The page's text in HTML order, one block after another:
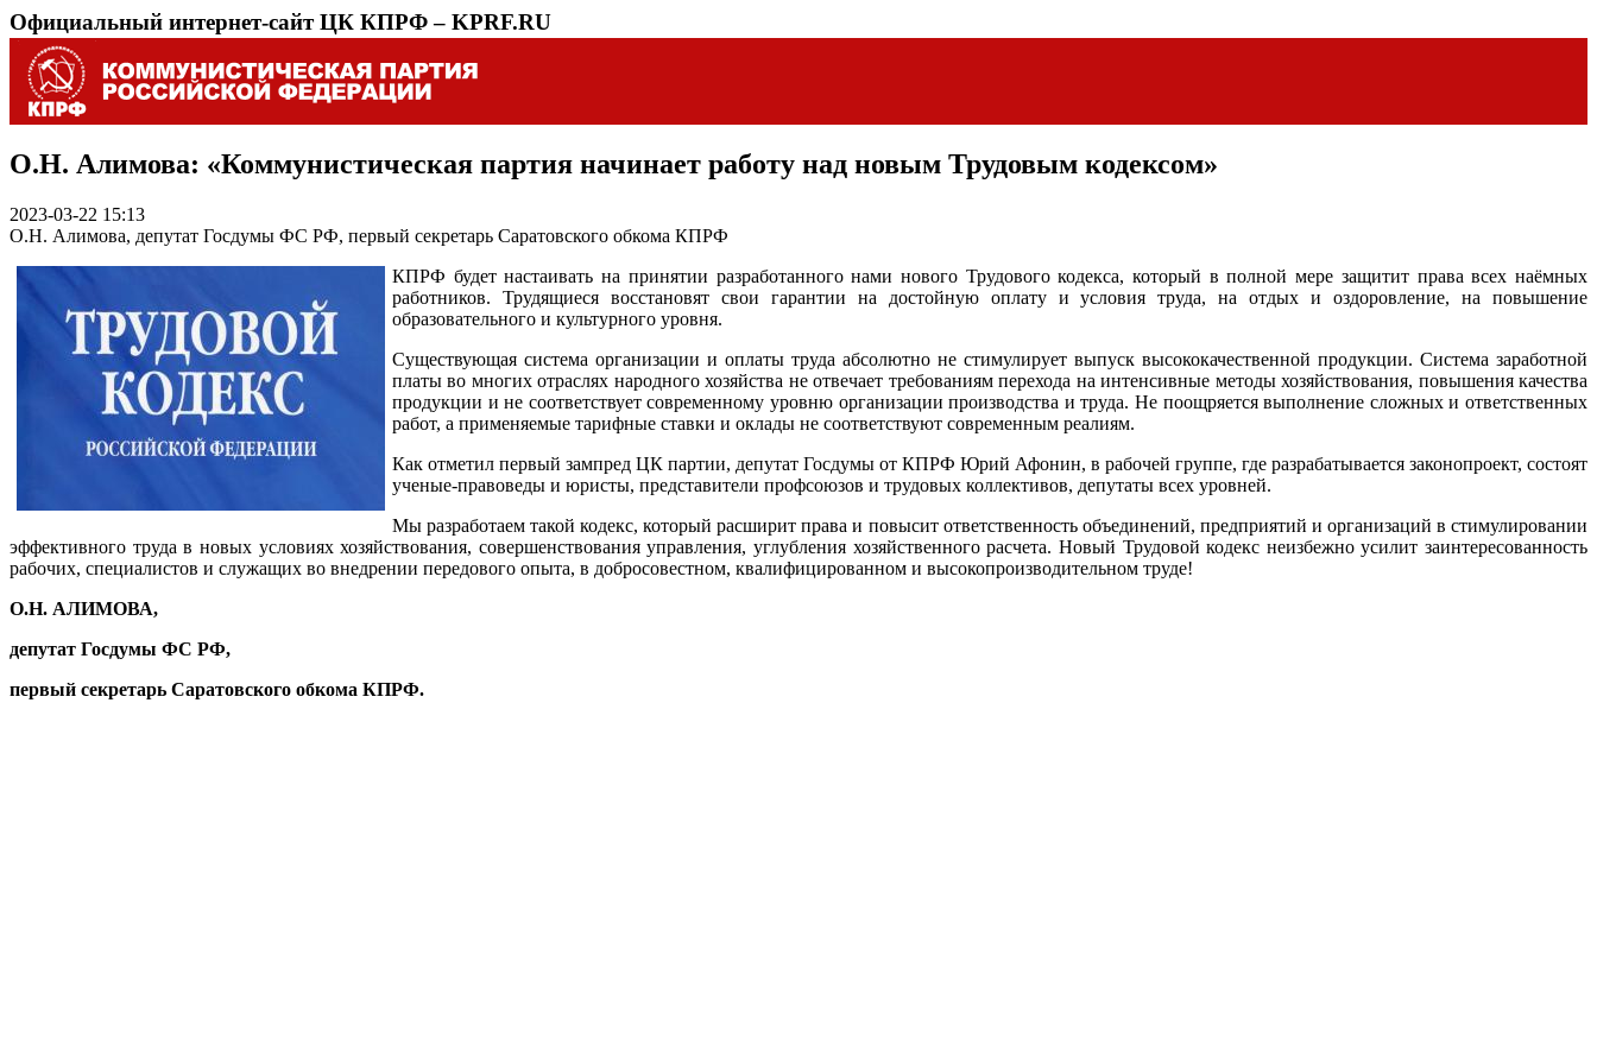
Официальный интернет-сайт ЦК КПРФ – KPRF.RU
О.Н. Алимова: «Коммунистическая партия начинает работу над новым Трудовым кодексом»
2023-03-22 15:13
О.Н. Алимова, депутат Госдумы ФС РФ, первый секретарь Саратовского обкома КПРФ
КПРФ будет настаивать на принятии разработанного нами нового Трудового кодекса, который в полной мере защитит права всех наёмных
работников. Трудящиеся восстановят свои гарантии на достойную оплату и условия труда, на отдых и оздоровление, на повышение
образовательного и культурного уровня.
Существующая система организации и оплаты труда абсолютно не стимулирует выпуск высококачественной продукции. Система заработной
платы во многих отраслях народного хозяйства не отвечает требованиям перехода на интенсивные методы хозяйствования, повышения качества
продукции и не соответствует современному уровню организации производства и труда. Не поощряется выполнение сложных и ответственных
работ, а применяемые тарифные ставки и оклады не соответствуют современным реалиям.
Как отметил первый зампред ЦК партии, депутат Госдумы от КПРФ Юрий Афонин, в рабочей группе, где разрабатывается законопроект, состоят
ученые-правоведы и юристы, представители профсоюзов и трудовых коллективов, депутаты всех уровней.
Мы разработаем такой кодекс, который расширит права и повысит ответственность объединений, предприятий и организаций в стимулировании
эффективного труда в новых условиях хозяйствования, совершенствования управления, углубления хозяйственного расчета. Новый Трудовой кодекс неизбежно усилит заинтересованность
рабочих, специалистов и служащих во внедрении передового опыта, в добросовестном, квалифицированном и высокопроизводительном труде!
О.Н. АЛИМОВА,
депутат Госдумы ФС РФ,
первый секретарь Саратовского обкома КПРФ.